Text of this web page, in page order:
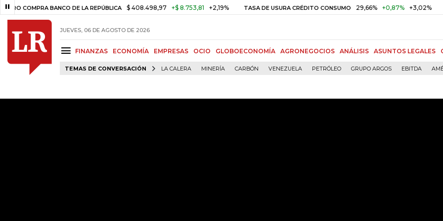
BANCO DE LA REPÚBLICA $ 408.498,97 +$ 8.753,81 +2,19% TASA DE USURA CRÉDITO CONSUMO 29,66% +0,87% +3,02% DTF
JUEVES, 06 DE AGOSTO DE 2026
FINANZAS ECONOMÍA EMPRESAS OCIO GLOBOECONOMÍA AGRONEGOCIOS ANÁLISIS ASUNTOS LEGALES
TEMAS DE CONVERSACIÓN LA CALERA MINERÍA CARBÓN VENEZUELA PETRÓLEO GRUPO ARGOS EBITDA